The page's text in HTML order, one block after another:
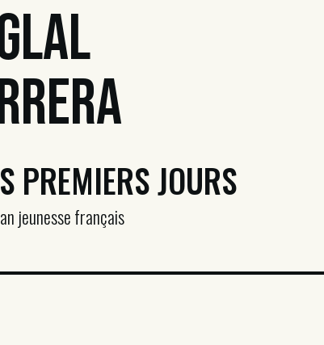
PREMIERS JOURS
jeunesse français